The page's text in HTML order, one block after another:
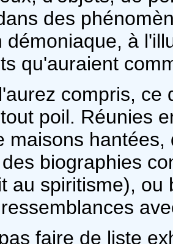
des
démoniaque, à
qu'auraient
compris,
poil. Réunies
maisons
biographies
au spiritisme),
faire de liste